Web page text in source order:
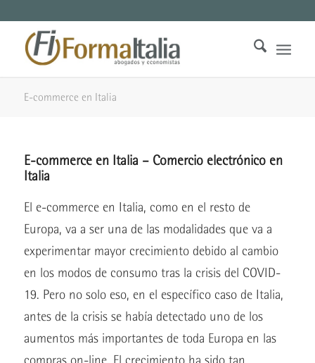
E-commerce en Italia
E-commerce en Italia – Comercio electrónico en
Italia
El e-commerce en Italia, como en el resto de
Europa, va a ser una de las modalidades que va a
experimentar mayor crecimiento debido al cambio
en los modos de consumo tras la crisis del COVID-
19. Pero no solo eso, en el específico caso de Italia,
antes de la crisis se había detectado uno de los
aumentos más importantes de toda Europa en las
compras on-line. El crecimiento ha sido tan